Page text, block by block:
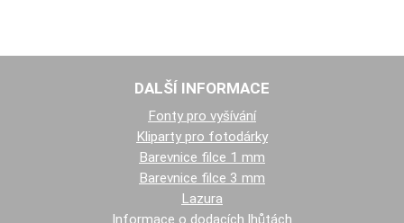
DALŠÍ INFORMACE
Fonty pro vyšívání
Kliparty pro fotodárky
Barevnice filce 1 mm
Barevnice filce 3 mm
Lazura
Informace o dodacích lhůtách